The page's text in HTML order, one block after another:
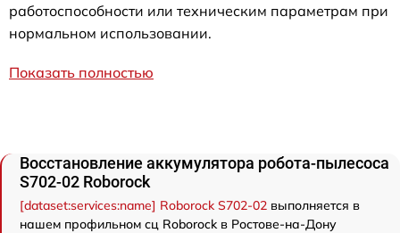
работоспособности или техническим параметрам при
нормальном использовании.
Показать полностью
Восстановление аккумулятора робота-пылесоса
S702-02 Roborock
[dataset:services:name] Roborock S702-02 выполняется в
нашем профильном сц Roborock в Ростове-на-Дону